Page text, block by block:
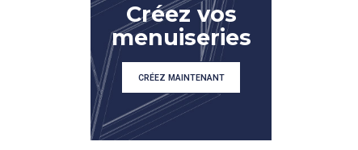
Créez vos
menuiseries
CRÉEZ MAINTENANT